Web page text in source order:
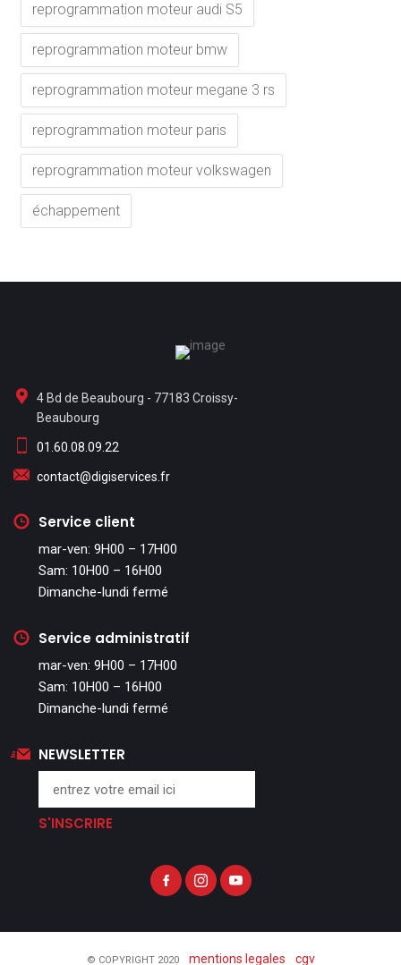
reprogrammation moteur audi S5
reprogrammation moteur bmw
reprogrammation moteur megane 3 rs
reprogrammation moteur paris
reprogrammation moteur volkswagen
échappement
4 Bd de Beaubourg - 77183 Croissy-
Beaubourg
01.60.08.09.22
contact@digiservices.fr
Service client
mar-ven: 9H00 – 17H00
Sam: 10H00 – 16H00
Dimanche-lundi fermé
Service administratif
mar-ven: 9H00 – 17H00
Sam: 10H00 – 16H00
Dimanche-lundi fermé
NEWSLETTER
S'INSCRIRE
© COPYRIGHT 2020 mentions legales cgv